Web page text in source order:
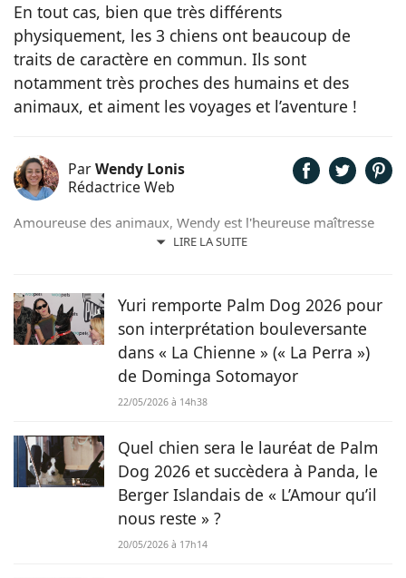
En tout cas, bien que très différents
physiquement, les 3 chiens ont beaucoup de
traits de caractère en commun. Ils sont
notamment très proches des humains et des
animaux, et aiment les voyages et l’aventure !
ParWendy Lonis
Rédactrice Web
LIRE LA SUITE
Amoureuse des animaux, Wendy est l'heureuse maîtresse
d'un Berger Australien, de poules et même de pigeons
naturellement qu'elle prête, avec plaisir, sa plume pour
Chien.fr.
Yuri remporte Palm Dog 2026 pour
son interprétation bouleversante
dans « La Chienne » (« La Perra »)
de Dominga Sotomayor
22/05/2026 à 14h38
Quel chien sera le lauréat de Palm
Dog 2026 et succèdera à Panda, le
Berger Islandais de « L’Amour qu’il
nous reste » ?
20/05/2026 à 17h14